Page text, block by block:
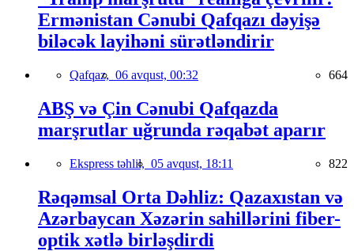
Ermənistan Cənubi Qafqazı dəyişə
biləcək layihəni sürətləndirir
Qafqaz, 06 avqust, 00:32 664
ABŞ və Çin Cənubi Qafqazda
marşrutlar uğrunda rəqabət aparır
Ekspress təhlil, 05 avqust, 18:11 822
Rəqəmsal Orta Dəhliz: Qazaxıstan və
Azərbaycan Xəzərin sahillərini fiber-
optik xətlə birləşdirdi